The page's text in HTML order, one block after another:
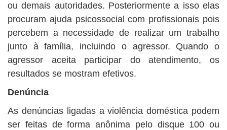
ou demais autoridades. Posteriormente a isso elas
procuram ajuda psicossocial com profissionais pois
percebem a necessidade de realizar um trabalho
junto à família, incluindo o agressor. Quando o
agressor aceita participar do atendimento, os
resultados se mostram efetivos.
Denúncia
As denúncias ligadas a violência doméstica podem
ser feitas de forma anônima pelo disque 100 ou